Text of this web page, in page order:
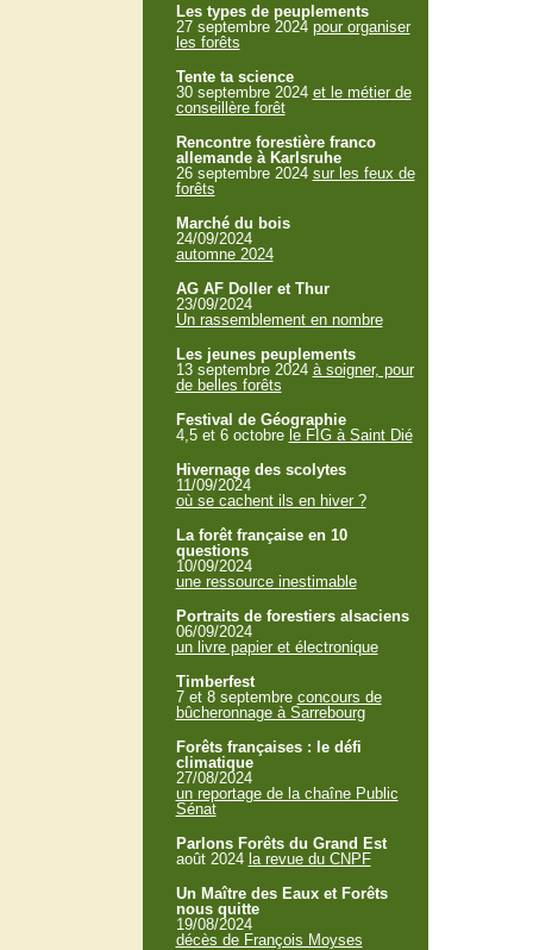
Les types de peuplements
27 septembre 2024 pour organiser
les forêts
Tente ta science
30 septembre 2024 et le métier de
conseillère forêt
Rencontre forestière franco
allemande à Karlsruhe
26 septembre 2024 sur les feux de
forêts
Marché du bois
24/09/2024
automne 2024
AG AF Doller et Thur
23/09/2024
Un rassemblement en nombre
Les jeunes peuplements
13 septembre 2024 à soigner, pour
de belles forêts
Festival de Géographie
4,5 et 6 octobre le FIG à Saint Dié
Hivernage des scolytes
11/09/2024
où se cachent ils en hiver ?
La forêt française en 10
questions
10/09/2024
une ressource inestimable
Portraits de forestiers alsaciens
06/09/2024
un livre papier et électronique
Timberfest
7 et 8 septembre concours de
bûcheronnage à Sarrebourg
Forêts françaises : le défi
climatique
27/08/2024
un reportage de la chaîne Public
Sénat
Parlons Forêts du Grand Est
août 2024 la revue du CNPF
Un Maître des Eaux et Forêts
nous quitte
19/08/2024
décès de François Moyses